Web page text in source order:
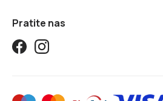
Pratite nas